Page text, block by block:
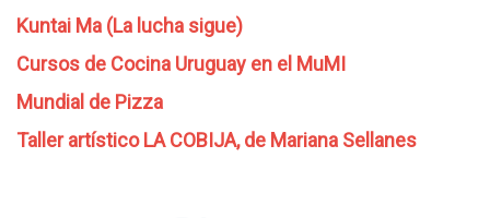
Kuntai Ma (La lucha sigue)
Cursos de Cocina Uruguay en el MuMI
Mundial de Pizza
Taller artístico LA COBIJA, de Mariana Sellanes